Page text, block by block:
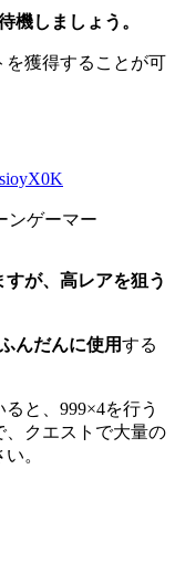
機しましょう。
を獲得することが可
ンゲーマー
が、高レアを狙う
んだんに使用する
と、999×4を行う
、クエストで大量の
。